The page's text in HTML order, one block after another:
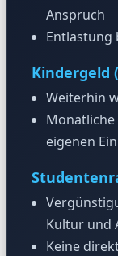
Anspruch
Entlastung
Kindergeld
Weiterhin
eigenen
Kultur und
Keine